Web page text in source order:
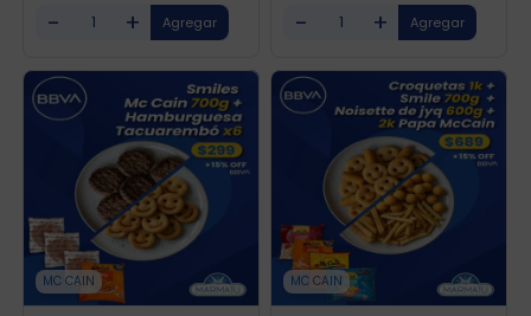
- + - +
MC CAIN MC CAIN